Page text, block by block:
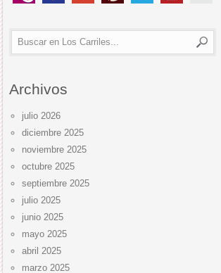
Archivos
julio 2026
diciembre 2025
noviembre 2025
octubre 2025
septiembre 2025
julio 2025
junio 2025
mayo 2025
abril 2025
marzo 2025